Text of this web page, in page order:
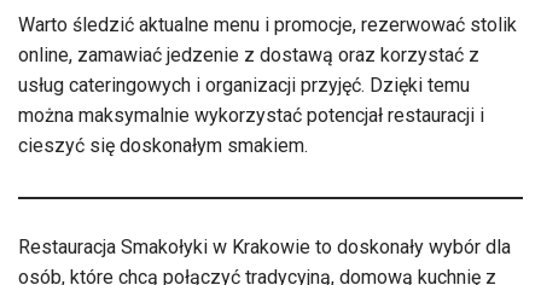
Warto śledzić aktualne menu i promocje, rezerwować stolik
online, zamawiać jedzenie z dostawą oraz korzystać z
usług cateringowych i organizacji przyjęć. Dzięki temu
można maksymalnie wykorzystać potencjał restauracji i
cieszyć się doskonałym smakiem.
Restauracja Smakołyki w Krakowie to doskonały wybór dla
osób, które chcą połączyć tradycyjną, domową kuchnię z